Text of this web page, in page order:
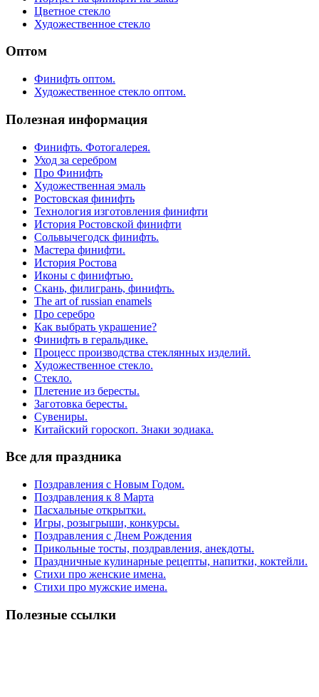
Цветное стекло
Художественное стекло
Оптом
Финифть оптом.
Художественное стекло оптом.
Полезная информация
Финифть. Фотогалерея.
Уход за серебром
Про Финифть
Художественная эмаль
Ростовская финифть
Технология изготовления финифти
История Ростовской финифти
Сольвычегодск финифть.
Мастера финифти.
История Ростова
Иконы с финифтью.
Скань, филигрань, финифть.
The art of russian enamels
Про серебро
Как выбрать украшение?
Финифть в геральдике.
Процесс производства стеклянных изделий.
Художественное стекло.
Стекло.
Плетение из бересты.
Заготовка бересты.
Сувениры.
Китайский гороскоп. Знаки зодиака.
Все для праздника
Поздравления с Новым Годом.
Поздравления к 8 Марта
Пасхальные открытки.
Игры, розыгрыши, конкурсы.
Поздравления с Днем Рождения
Прикольные тосты, поздравления, анекдоты.
Праздничные кулинарные рецепты, напитки, коктейли.
Стихи про женские имена.
Стихи про мужские имена.
Полезные ссылки